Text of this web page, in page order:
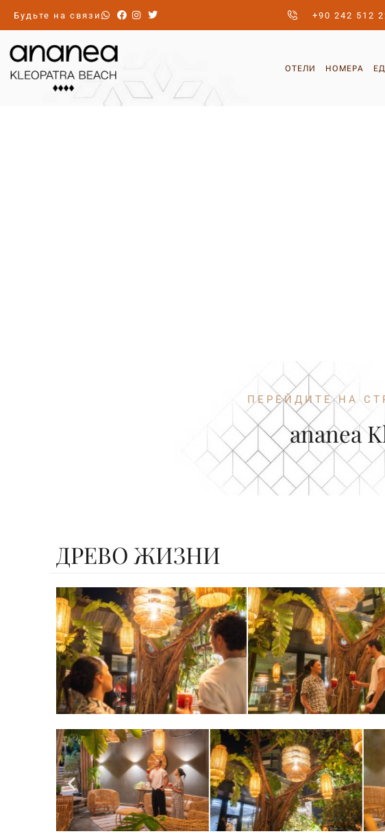
Будьте на связи +90 242 512
ОТЕЛИ НОМЕРА
ПЕРЕЙДИТЕ НА
ananea
ДРЕВО ЖИЗНИ